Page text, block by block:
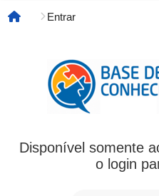
Página inicial
Entrar
Disponível somente
o login